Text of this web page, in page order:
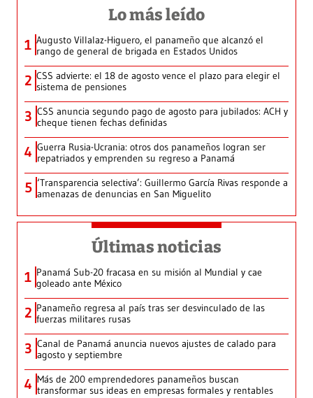
Lo más leído
1 Augusto Villalaz-Higuero, el panameño que alcanzó el
rango de general de brigada en Estados Unidos
2 CSS advierte: el 18 de agosto vence el plazo para elegir el
sistema de pensiones
3 CSS anuncia segundo pago de agosto para jubilados: ACH y
cheque tienen fechas definidas
4 Guerra Rusia-Ucrania: otros dos panameños logran ser
repatriados y emprenden su regreso a Panamá
5 ‘Transparencia selectiva’: Guillermo García Rivas responde a
amenazas de denuncias en San Miguelito
Últimas noticias
1 Panamá Sub-20 fracasa en su misión al Mundial y cae
goleado ante México
2 Panameño regresa al país tras ser desvinculado de las
fuerzas militares rusas
3 Canal de Panamá anuncia nuevos ajustes de calado para
agosto y septiembre
4 Más de 200 emprendedores panameños buscan
transformar sus ideas en empresas formales y rentables